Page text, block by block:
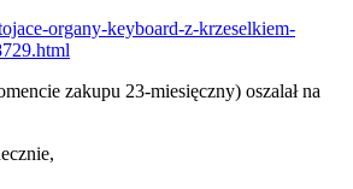
organy-keyboard-z-krzeselkiem-
zakupu 23-miesięczny) oszalał na